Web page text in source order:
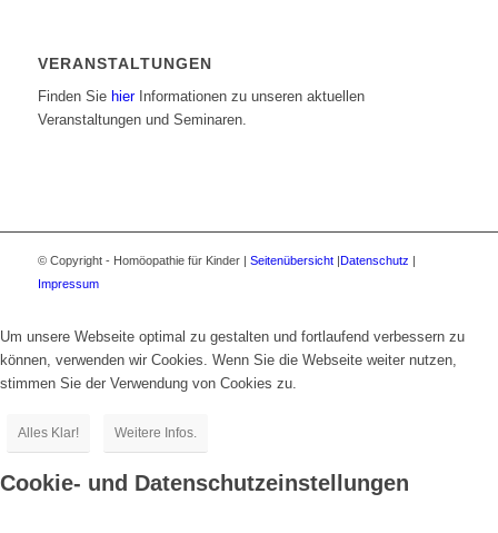
VERANSTALTUNGEN
Finden Sie hierInformationen zu unseren aktuellen
Veranstaltungen und Seminaren.
© Copyright - Homöopathie für Kinder | Seitenübersicht|Datenschutz |
Impressum
Um unsere Webseite optimal zu gestalten und fortlaufend verbessern zu
können, verwenden wir Cookies. Wenn Sie die Webseite weiter nutzen,
stimmen Sie der Verwendung von Cookies zu.
Alles Klar! Weitere Infos.
Cookie- und Datenschutzeinstellungen